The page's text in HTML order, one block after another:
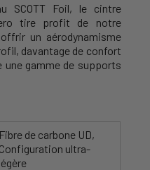
SCOTT Foil, le cintre
tire profit de notre
un aérodynamisme
davantage de confort
gamme de supports
Fibre de carbone UD,
Configuration ultra-
légère